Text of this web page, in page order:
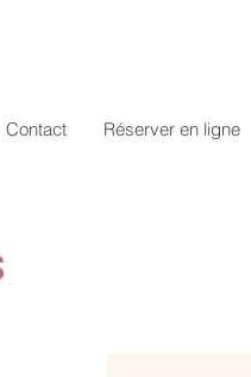
Contact Réserver en ligne